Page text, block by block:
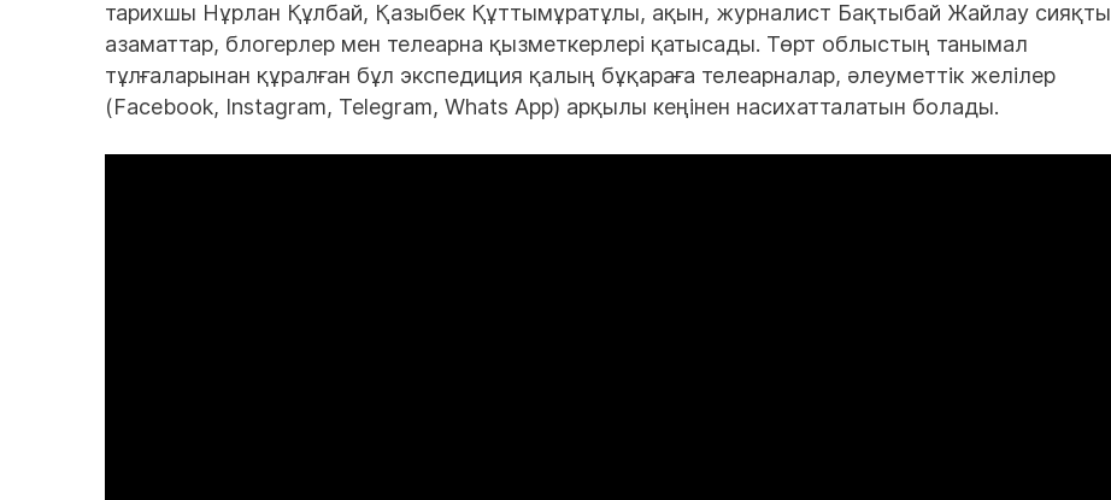
тарихшы Нұрлан Құлбай, Қазыбек Құттымұратұлы, ақын, журналист Бақтыбай Жайлау сияқты
азаматтар, блогерлер мен телеарна қызметкерлері қатысады. Төрт облыстың танымал
тұлғаларынан құралған бұл экспедиция қалың бұқараға телеарналар, әлеуметтік желілер
(Facebook, Instagram, Telegram, Whats App) арқылы кеңінен насихатталатын болады.